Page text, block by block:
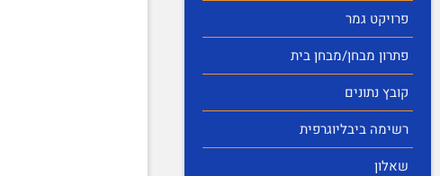
פרויקט גמר
פתרון מבחן/מבחן בית
קובץ נתונים
רשימה ביבליוגרפית
שאלון